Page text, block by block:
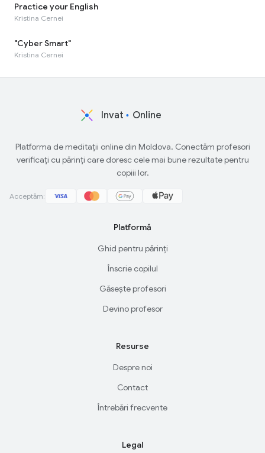
Practice your English
Kristina Cernei
"Cyber Smart"
Kristina Cernei
Invat Online
Platforma de meditații online din Moldova. Conectăm profesori
verificați cu părinți care doresc cele mai bune rezultate pentru
copiii lor.
Acceptăm:
Platformă
Ghid pentru părinți
Înscrie copilul
Găsește profesori
Devino profesor
Resurse
Despre noi
Contact
Întrebări frecvente
Legal